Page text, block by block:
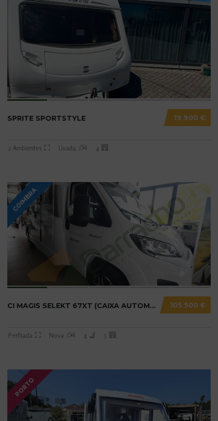
19 900 €
SPRITE SPORTSTYLE
2 Ambientes Usada 4
COIMBRA
105 500 €
CI MAGIS SELEKT 67XT (CAIXA AUTOMÁTICA) N20....
Perfilada Nova 4 5
PORTO